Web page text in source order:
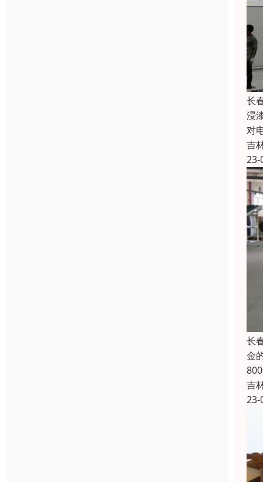
长
浸
对
吉
23-
长
金
吉
23-